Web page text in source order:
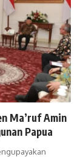
Ma’ruf Amin
Papua